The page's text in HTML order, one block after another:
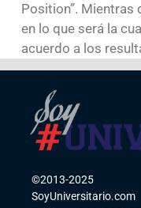
Position”. Mientras
en lo que será la
acuerdo a los
©2013-2025
SoyUniversitario.com